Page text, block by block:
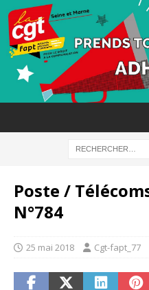
Poste /
N°784
25 mai 2018 Cgt-fapt_77